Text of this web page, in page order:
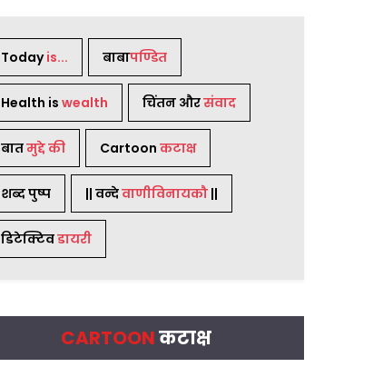
Todayis... बाबापण्डित
Health is wealth चिंतन औरसंवाद
बातमुद्दे की Cartoon कटाक्ष
शब्द पुष्प || वन्देवाणीविनायकौ ||
डिटेक्टिवडायरी
CARTOONकटाक्ष